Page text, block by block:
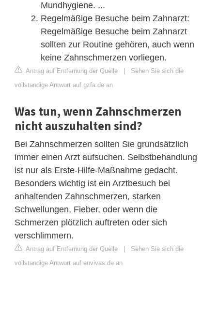
Mundhygiene. ...
Regelmäßige Besuche beim Zahnarzt:
Regelmäßige Besuche beim Zahnarzt
sollten zur Routine gehören, auch wenn
keine Zahnschmerzen vorliegen.
Antrag auf Entfernung der Quelle
Sehen Sie sich die
vollständige Antwort auf gzfa.de an
Was tun, wenn Zahnschmerzen
nicht auszuhalten sind?
Bei Zahnschmerzen sollten Sie grundsätzlich
immer einen Arzt aufsuchen. Selbstbehandlung
ist nur als Erste-Hilfe-Maßnahme gedacht.
Besonders wichtig ist ein Arztbesuch bei
anhaltenden Zahnschmerzen, starken
Schwellungen, Fieber, oder wenn die
Schmerzen plötzlich auftreten oder sich
verschlimmern.
Antrag auf Entfernung der Quelle
Sehen Sie sich die
vollständige Antwort auf envivas.de an